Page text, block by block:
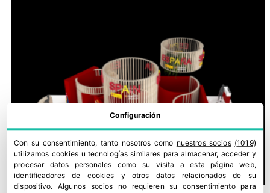
Configuración
Con su consentimiento, tanto nosotros como nuestros socios (1019)
utilizamos cookies u tecnologías similares para almacenar, acceder y
procesar datos personales como su visita a esta página web,
identificadores de cookies y otros datos relacionados de su
dispositivo. Algunos socios no requieren su consentimiento para